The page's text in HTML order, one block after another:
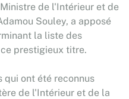
de l'Intérieur et de
Souley, a apposé
la liste des
prestigieux titre.
qui ont été reconnus
de l'Intérieur et de la